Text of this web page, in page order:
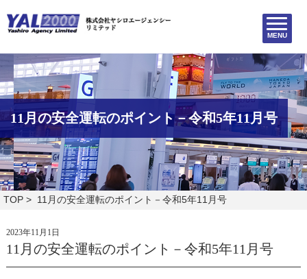
MENU
11月の安全運転のポイント－令和5年11月号
TOP > 11月の安全運転のポイント－令和5年11月号
2023年11月1日
11月の安全運転のポイント－令和5年11月号